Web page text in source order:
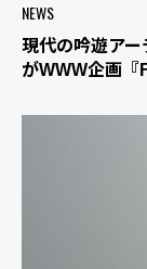
NEWS
現代の吟遊ア
がWWW企画『